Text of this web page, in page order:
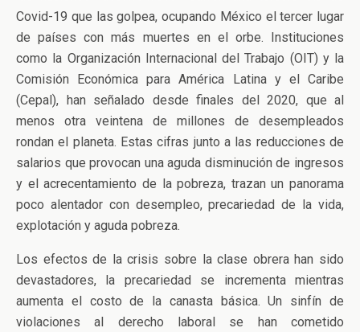
Covid-19 que las golpea, ocupando México el tercer lugar
de países con más muertes en el orbe. Instituciones
como la Organización Internacional del Trabajo (OIT) y la
Comisión Económica para América Latina y el Caribe
(Cepal), han señalado desde finales del 2020, que al
menos otra veintena de millones de desempleados
rondan el planeta. Estas cifras junto a las reducciones de
salarios que provocan una aguda disminución de ingresos
y el acrecentamiento de la pobreza, trazan un panorama
poco alentador con desempleo, precariedad de la vida,
explotación y aguda pobreza.
Los efectos de la crisis sobre la clase obrera han sido
devastadores, la precariedad se incrementa mientras
aumenta el costo de la canasta básica. Un sinfín de
violaciones al derecho laboral se han cometido